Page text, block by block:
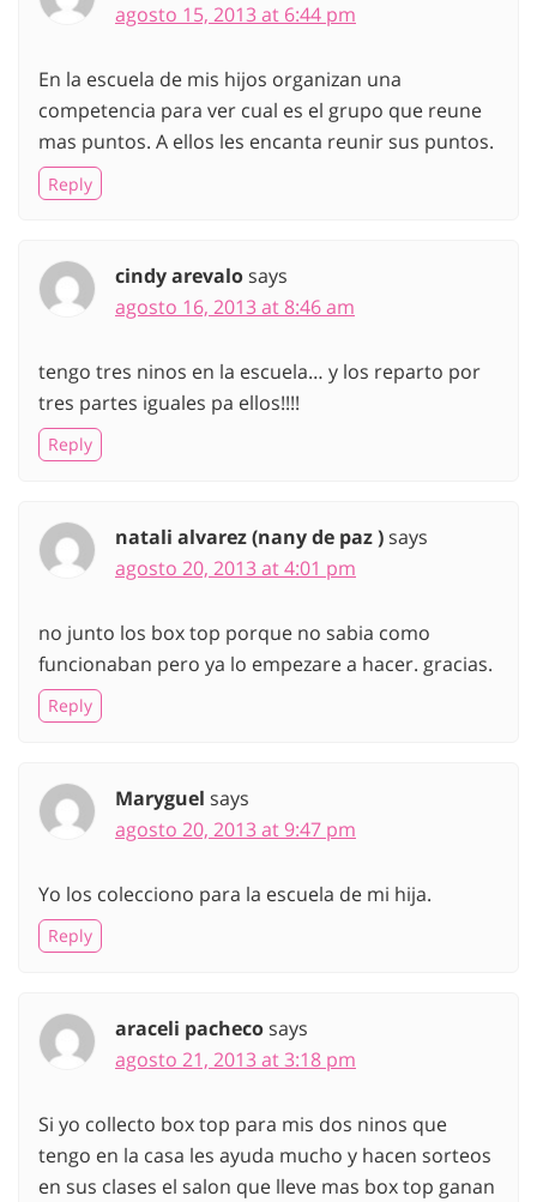
agosto 15, 2013 at 6:44 pm
En la escuela de mis hijos organizan una
competencia para ver cual es el grupo que reune
mas puntos. A ellos les encanta reunir sus puntos.
Reply
cindy arevalosays
agosto 16, 2013 at 8:46 am
tengo tres ninos en la escuela… y los reparto por
tres partes iguales pa ellos!!!!
Reply
natali alvarez (nany de paz )says
agosto 20, 2013 at 4:01 pm
no junto los box top porque no sabia como
funcionaban pero ya lo empezare a hacer. gracias.
Reply
Maryguel says
agosto 20, 2013 at 9:47 pm
Yo los colecciono para la escuela de mi hija.
Reply
araceli pachecosays
agosto 21, 2013 at 3:18 pm
Si yo collecto box top para mis dos ninos que
tengo en la casa les ayuda mucho y hacen sorteos
en sus clases el salon que lleve mas box top ganan